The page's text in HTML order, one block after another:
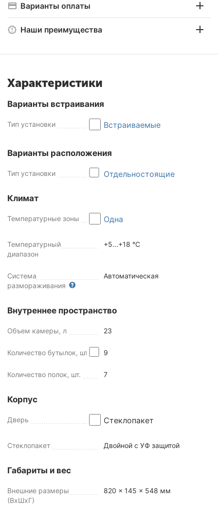
Варианты оплаты
Наши преимущества
Характеристики
Варианты встраивания
Тип установки Встраиваемые
Варианты расположения
Тип установки Отдельностоящие
Климат
Температурные зоны Одна
Температурный
диапазон
+5...+18 °C
Система
размораживания
Автоматическая
Внутреннее пространство
Объем камеры, л 23
Количество бутылок, шт 9
Количество полок, шт. 7
Корпус
Дверь Стеклопакет
Стеклопакет Двойной с УФ защитой
Габариты и вес
Внешние размеры
(ВхШхГ)
820 x 145 x 548 мм